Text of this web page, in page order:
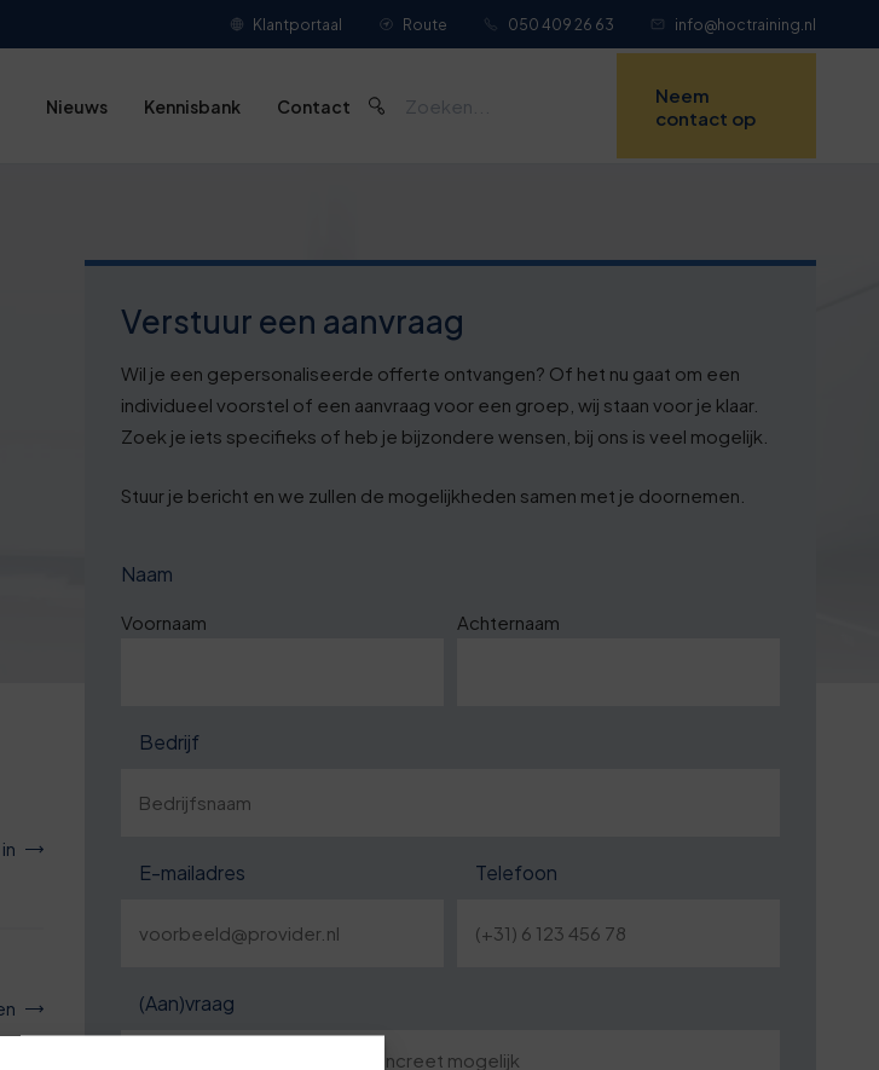
Klantportaal Route 050 409 26 63 info@hoctraining.nl
Nieuws Kennisbank Contact
Neem
contact op
Verstuur een aanvraag
Wil je een gepersonaliseerde offerte ontvangen? Of het nu gaat om een
individueel voorstel of een aanvraag voor een groep, wij staan voor je klaar.
Zoek je iets specifieks of heb je bijzondere wensen, bij ons is veel mogelijk.
Stuur je bericht en we zullen de mogelijkheden samen met je doornemen.
Naam
Voornaam Achternaam
Bedrijf
E-mailadres Telefoon
(Aan)vraag